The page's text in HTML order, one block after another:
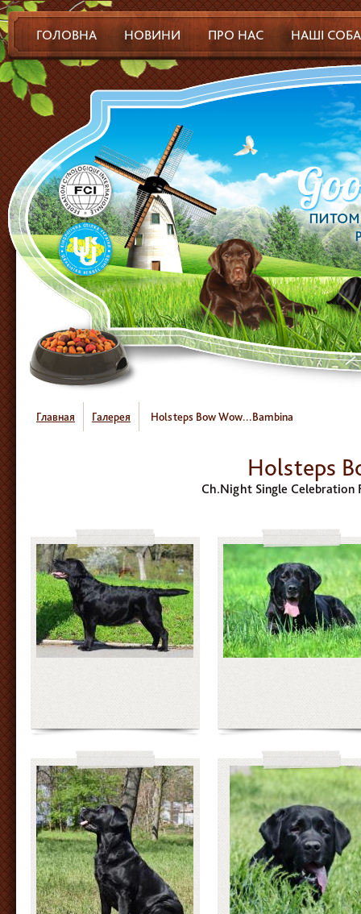
ГОЛОВНА НОВИНИ ПРО НАС НАШІ
Главная Галерея Holsteps Bow Wow...Bambina
Holsteps
Ch.Night Single Celebration